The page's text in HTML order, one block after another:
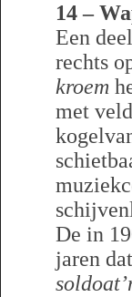
14 –
Een
rechts
kroem
met
De in
jaren